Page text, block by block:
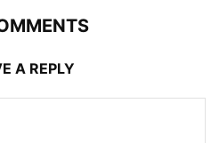
A REPLY